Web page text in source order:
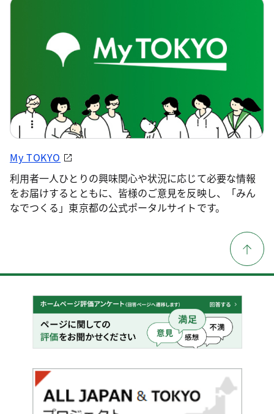
My TOKYO
利用者一人ひとりの興味関心や状況に応じて必要な情報
をお届けするとともに、皆様のご意見を反映し、「みん
なでつくる」東京都の公式ポータルサイトです。